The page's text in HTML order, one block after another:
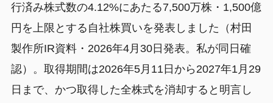
行済み株式数の4.12%にあたる7,500万株・1,500億
円を上限とする自社株買いを発表しました（村田
製作所IR資料・2026年4月30日発表。私が同日確
認）。取得期間は2026年5月11日から2027年1月29
日まで、かつ取得した全株式を消却すると明言し